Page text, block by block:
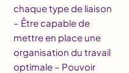
chaque type de liaison
– Être capable de
mettre en place une
organisation du travail
optimale – Pouvoir